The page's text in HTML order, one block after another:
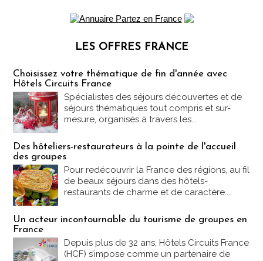
LES OFFRES FRANCE
Choisissez votre thématique de fin d'année avec
Hôtels Circuits France
Spécialistes des séjours découvertes et de
séjours thématiques tout compris et sur-
mesure, organisés à travers les...
Des hôteliers-restaurateurs à la pointe de l'accueil
des groupes
Pour redécouvrir la France des régions, au fil
de beaux séjours dans des hôtels-
restaurants de charme et de caractère....
Un acteur incontournable du tourisme de groupes en
France
Depuis plus de 32 ans, Hôtels Circuits France
(HCF) s’impose comme un partenaire de